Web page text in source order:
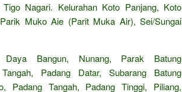
Nagari. Kelurahan Koto Panjang, Koto
Muko Aie (Parit Muka Air), Sei/Sungai
Daya Bangun, Nunang, Parak Batung
Padang Datar, Subarang Batung
Padang Tangah, Padang Tinggi, Piliang,